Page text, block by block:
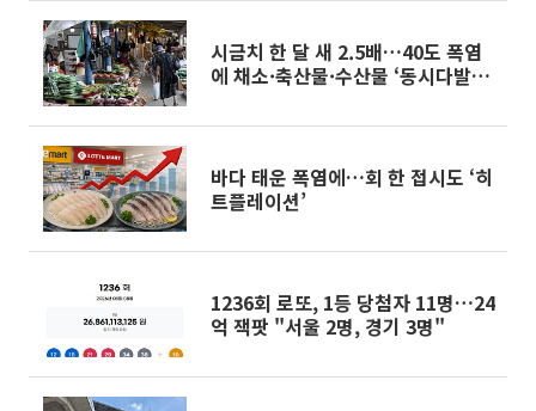
시금치 한 달 새 2.5배…40도 폭염
에 채소·축산물·수산물 ‘동시다발
바다 태운 폭염에…회 한 접시도 ‘히
트플레이션’
1236회 로또, 1등 당첨자 11명…24
억 잭팟 "서울 2명, 경기 3명"